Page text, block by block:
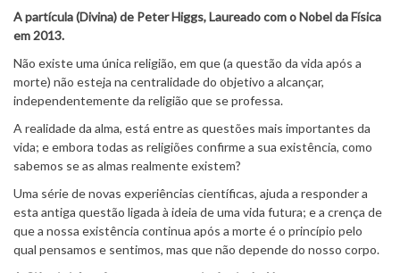
A partícula (Divina) de Peter Higgs, Laureado com o Nobel da Física
em 2013.
Não existe uma única religião, em que (a questão da vida após a
morte) não esteja na centralidade do objetivo a alcançar,
independentemente da religião que se professa.
A realidade da alma, está entre as questões mais importantes da
vida; e embora todas as religiões confirme a sua existência, como
sabemos se as almas realmente existem?
Uma série de novas experiências científicas, ajuda a responder a
esta antiga questão ligada à ideia de uma vida futura; e a crença de
que a nossa existência continua após a morte é o princípio pelo
qual pensamos e sentimos, mas que não depende do nosso corpo.